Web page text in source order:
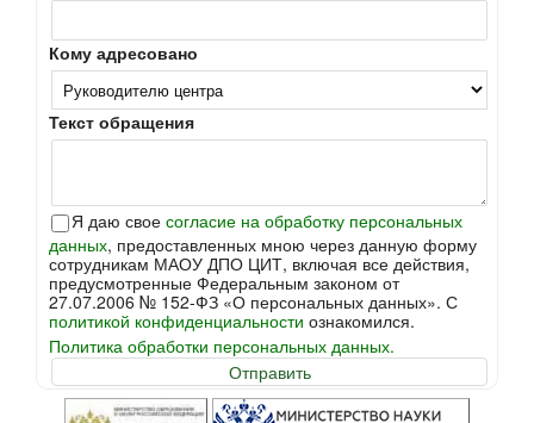
Кому адресовано
Текст обращения
Я даю свое согласие на обработку персональных
данных, предоставленных мною через данную форму
сотрудникам МАОУ ДПО ЦИТ, включая все действия,
предусмотренные Федеральным законом от
27.07.2006 № 152-ФЗ «О персональных данных». С
политикой конфиденциальности ознакомился.
Политика обработки персональных данных.